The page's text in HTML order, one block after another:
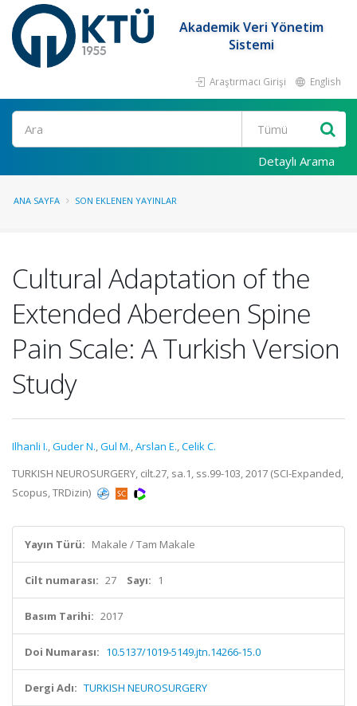
Akademik Veri Yönetim
Sistemi
Araştırmacı Girişi English
Ara
Detaylı Arama
ANA SAYFA SON EKLENEN YAYINLAR
Cultural Adaptation of the
Extended Aberdeen Spine
Pain Scale: A Turkish Version
Study
Ilhanli I.,Guder N.,Gul M.,Arslan E.,Celik C.
TURKISH NEUROSURGERY, cilt.27, sa.1, ss.99-103, 2017 (SCI-Expanded,
Scopus, TRDizin)
Yayın Türü: Makale / Tam Makale
Cilt numarası: 27 Sayı: 1
Basım Tarihi: 2017
Doi Numarası: 10.5137/1019-5149.jtn.14266-15.0
Dergi Adı: TURKISH NEUROSURGERY